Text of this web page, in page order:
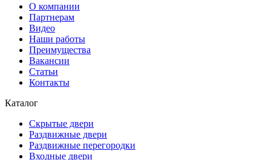
О компании
Партнерам
Видео
Наши работы
Преимущества
Вакансии
Статьи
Контакты
Каталог
Скрытые двери
Раздвижные двери
Раздвижные перегородки
Входные двери